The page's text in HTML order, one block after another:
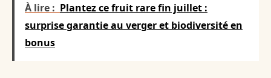
À lire : Plantez ce fruit rare fin juillet :
surprise garantie au verger et biodiversité en
bonus